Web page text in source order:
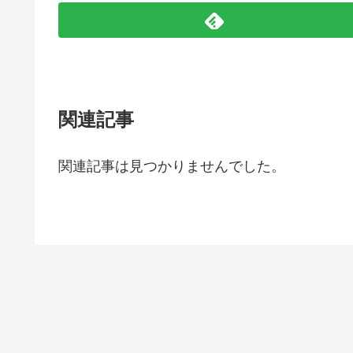
関連記事
関連記事は見つかりませんでした。